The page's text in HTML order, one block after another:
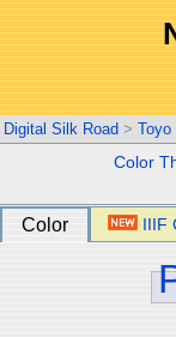
Digital Silk Road > Toyo
Color
Color IIIF